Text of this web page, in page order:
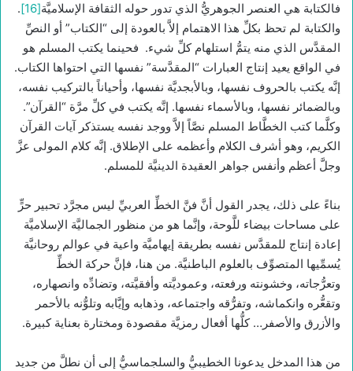
فالكتابة هي العنصر الجوهريُّ الذي تدور حوله الثقافة الإسلاميَّة[16]
.
والكتابة لم تحظ بكلِّ هذا الاهتمام إلاَّ بالعودة إلى “الكتاب” أو النصِّ
المقدَّس الذي منه يتمُّ استلهام كلِّ شيء. فحينما يكتب المسلم هو
في الواقع يعيد إنتاج العبارات “المقدَّسة” نفسها التي احتواها الكتاب.
إنَّه يكتب بالحروف نفسها، وبالأبجديَّة نفسها، وأحياناً بالتركيب نفسه،
وبالضمائر نفسها، وبالأسماء نفسها. إنَّه يكتب في كلِّ مرَّة “القرآن”.
وكلَّما كتب الخطَّاط المسلم نصَّاً إلاَّ ووجد نفسه يستذكر آيات القرآن
الكريم، وهو أشرف الكلام وأعظمه على الإطلاق. إنَّه كلام المولى عزَّ
وجلَّ أعظم وأنفس جواهر العقيدة الدينيَّة للمسلم.
بناءً على ذلك، يجدر القول أنَّ فنَّ الخطِّ العربيِّ ليس مجرَّد تحبير حرٍّ
على مساحات بيضاء للَّوحة، وإنَّما هو من منظور الجماليَّة الإسلاميَّة
إعادة إنتاج للمقدَّس نفسه بطريقة إيهاميَّة واعية في عوالم روحانيَّة
يُسمِّيها المتصوِّف بالعلوم الباطنيَّة. من هنا، فإنَّ حركة الخطِّ
وتعرُّجاته، وخشونته ورفعته، وعموديَّته وأفقيَّته، وتضادِّه وانصهاره،
وتقعُّره وانكماشه، وتفرُّقه واجتماعه، وذهابه وإيَّابه وتلوُّنه بالأحمر
والأزرق والأصفر… كلُّها أفعال رمزيَّة مقصودة ومختارة بعناية كبيرة.
من هذا المدخل يدعونا الخطيبيُّ والسلجماسيُّ إلى أن نطلَّ من جديد